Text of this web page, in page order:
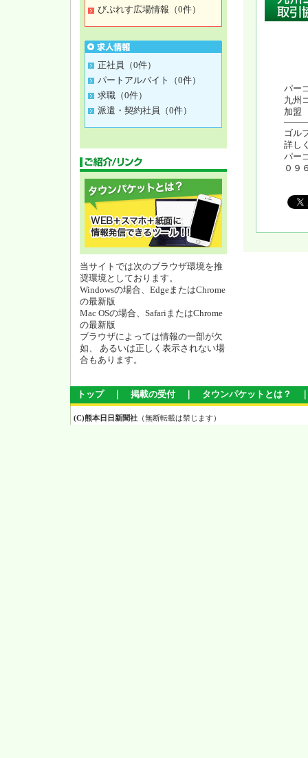
びぷれす広場情報（0件）
正社員（0件）
パートアルバイト（0件）
求職（0件）
派遣・契約社員（0件）
当サイトでは次のブラウザ環境を推
奨環境としております。
Windowsの場合、EdgeまたはChrome
の最新版
Mac OSの場合、SafariまたはChrome
の最新版
ブラウザによっては情報の一部が欠
如、 あるいは正しく表示されない場
合もあります。
パー
九州
加盟
ゴル
詳し
パー
０９
トップ｜ 掲載の受付｜ タウンパケットとは？
(C)熊本日日新聞社（無断転載は禁じます）